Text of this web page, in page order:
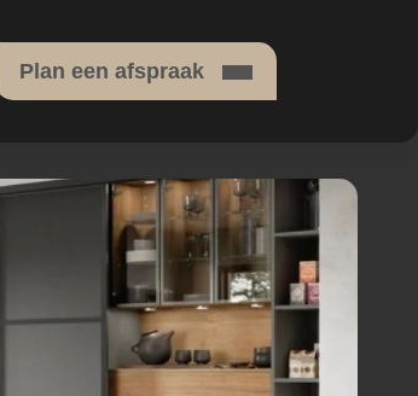
Plan een afspraak